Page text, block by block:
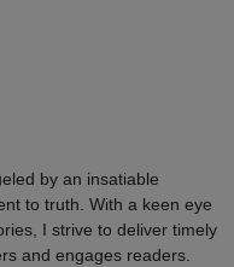
by an insatiable
to truth. With a keen eye
I strive to deliver timely
and engages readers.